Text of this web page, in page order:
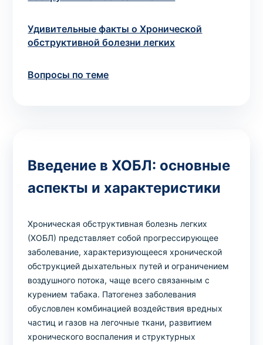
Удивительные факты о Хронической
обструктивной болезни легких
Вопросы по теме
Введение в ХОБЛ: основные
аспекты и характеристики
Хроническая обструктивная болезнь легких
(ХОБЛ) представляет собой прогрессирующее
заболевание, характеризующееся хронической
обструкцией дыхательных путей и ограничением
воздушного потока, чаще всего связанным с
курением табака. Патогенез заболевания
обусловлен комбинацией воздействия вредных
частиц и газов на легочные ткани, развитием
хронического воспаления и структурных